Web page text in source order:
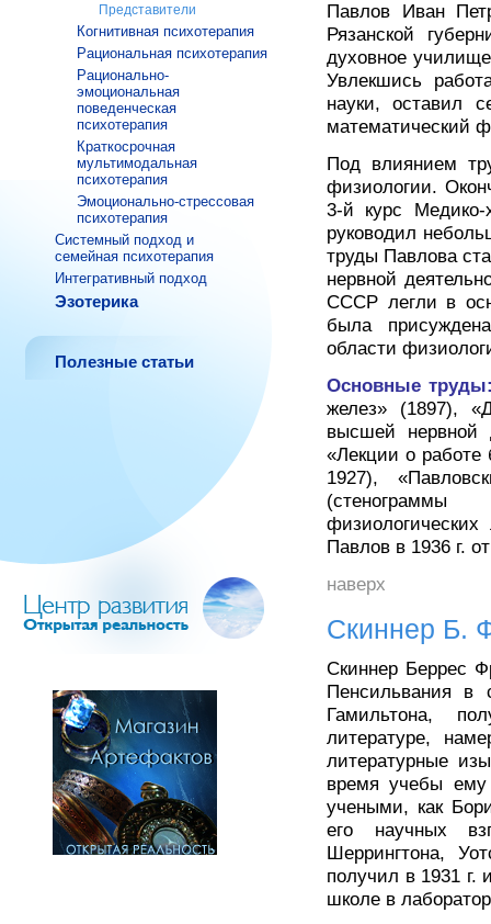
Представители
Когнитивная психотерапия
Рациональная психотерапия
Рационально-
эмоциональная
поведенческая
психотерапия
Краткосрочная
мультимодальная
психотерапия
Эмоционально-стрессовая
психотерапия
Системный подход и
семейная психотерапия
Интегративный подход
Эзотерика
Полезные статьи
Павлов Иван
Рязанской
духовное
Увлекшись
науки, оставил
математический
Под влиянием
физиологии.
3-й курс Медико-
руководил
труды Павлова
нервной
СССР легли в
была
области
Основные
желез» (1897),
высшей нервной
«Лекции о
1927),
(стенограммы
Павлов в 1936 г.
наверх
Скиннер Б.
Скиннер Беррес
Пенсильвания в
Гамильтона,
литературе,
литературные
время учебы
учеными, как
его научных
Шеррингтона,
получил в 1931 г.
школе в